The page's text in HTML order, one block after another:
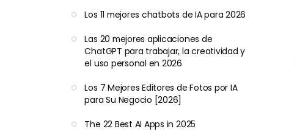
Los 11 mejores chatbots de IA para 2026
Las 20 mejores aplicaciones de
ChatGPT para trabajar, la creatividad y
el uso personal en 2026
Los 7 Mejores Editores de Fotos por IA
para Su Negocio [2026]
The 22 Best AI Apps in 2025